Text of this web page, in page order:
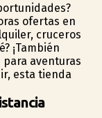
ofertas en
cruceros
¡También
aventuras
esta tienda